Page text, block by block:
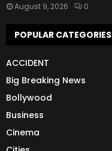
August 9, 2026 0
POPULAR CATEGORIES
ACCIDENT
Big Breaking News
Bollywood
Business
Cinema